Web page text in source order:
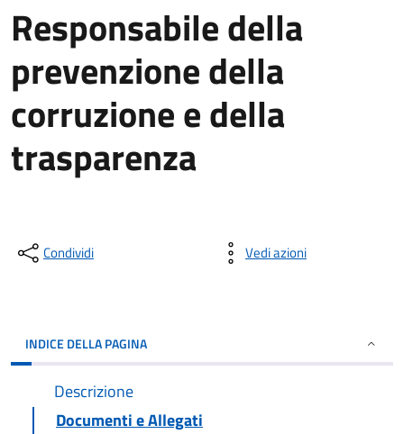
Responsabile della
prevenzione della
corruzione e della
trasparenza
Condividi Vedi azioni
INDICE DELLA PAGINA
Descrizione
Documenti e Allegati